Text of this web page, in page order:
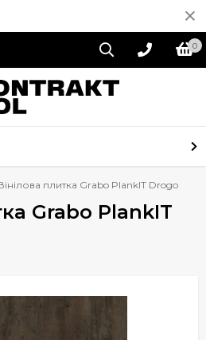
0
плитка Grabo PlankIT Drogo
Grabo PlankIT